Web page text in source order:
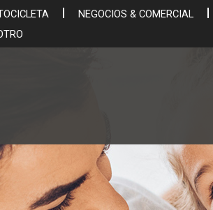
NEGOCIOS & COMERCIAL